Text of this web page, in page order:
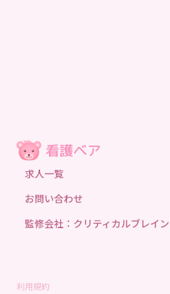
求人一覧
お問い合わせ
監修会社：クリティカルブレイン
利用規約